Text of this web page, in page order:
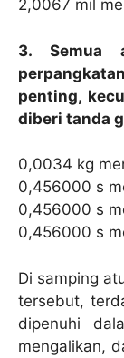
2,0067 mil
3. Semua
penting,
diberi tanda
0,0034 kg
0,456000 s
0,456000 s
0,456000 s
Di samping
tersebut,
dipenuhi
mengalikan,